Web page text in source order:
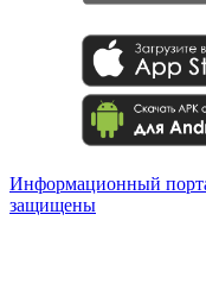
Информационный
защищены